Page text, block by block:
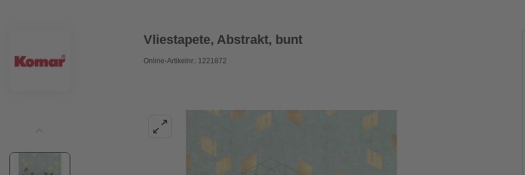
Vliestapete, Abstrakt, bunt
Online-Artikelnr.: 1221872